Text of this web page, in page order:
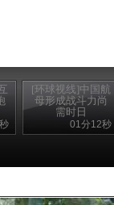
[环球视线]中国航
母形成战斗力尚
需时日
01分12秒